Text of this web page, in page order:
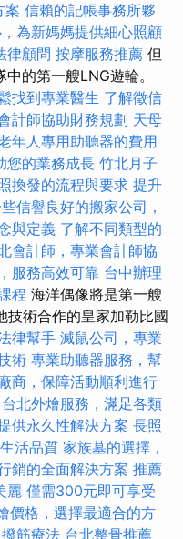
案 信賴的記帳事務所夥
為新媽媽提供細心照顧
律顧問 按摩服務推薦 但
的第一艘LNG遊輪。
找到專業醫生 了解徵信
計師協助財務規劃 天母
年人專用助聽器的費用
您的業務成長 竹北月子
換發的流程與要求 提升
信譽良好的搬家公司，
與定義 了解不同類型的
會計師，專業會計師協
服務高效可靠 台中辦理
程 海洋偶像將是第一艘
技術合作的皇家加勒比國
律幫手 滅鼠公司，專業
術 專業助聽器服務，幫
商，保障活動順利進行
台北外燴服務，滿足各類
供永久性解決方案 長照
活品質 家族墓的選擇，
銷的全面解決方案 推薦
麗 僅需300元即可享受
價格，選擇最適合的方
筋療法 台北整骨推薦